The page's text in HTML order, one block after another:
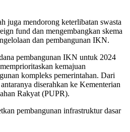
juga mendorong keterlibatan swasta
fund dan mengembangkan skema
dan pembangunan IKN.
pembangunan IKN untuk 2024
kemajuan
kompleks pemerintahan. Dari
diserahkan ke Kementerian
Rakyat (PUPR).
pembangunan infrastruktur dasar